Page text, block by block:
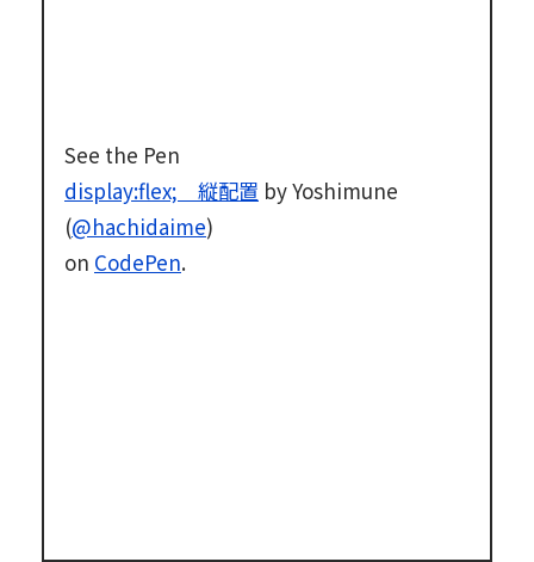
See the Pen
display:flex; 縦配置 by Yoshimune
(@hachidaime)
on CodePen.